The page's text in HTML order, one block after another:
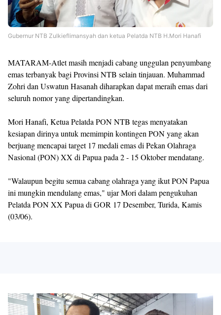
Gubernur NTB Zulkieflimansyah dan ketua Pelatda NTB H.Mori Hanafi
MATARAM-Atlet masih menjadi cabang unggulan penyumbang
emas terbanyak bagi Provinsi NTB selain tinjauan. Muhammad
Zohri dan Uswatun Hasanah diharapkan dapat meraih emas dari
seluruh nomor yang dipertandingkan.
Mori Hanafi, Ketua Pelatda PON NTB tegas menyatakan
kesiapan dirinya untuk memimpin kontingen PON yang akan
berjuang mencapai target 17 medali emas di Pekan Olahraga
Nasional (PON) XX di Papua pada 2 - 15 Oktober mendatang.
"Walaupun begitu semua cabang olahraga yang ikut PON Papua
ini mungkin mendulang emas," ujar Mori dalam pengukuhan
Pelatda PON XX Papua di GOR 17 Desember, Turida, Kamis
(03/06).